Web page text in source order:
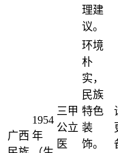
理建
议。
广西
1954
年
三甲
公立
医
环境
朴
实，
民族
特色
装
饰。